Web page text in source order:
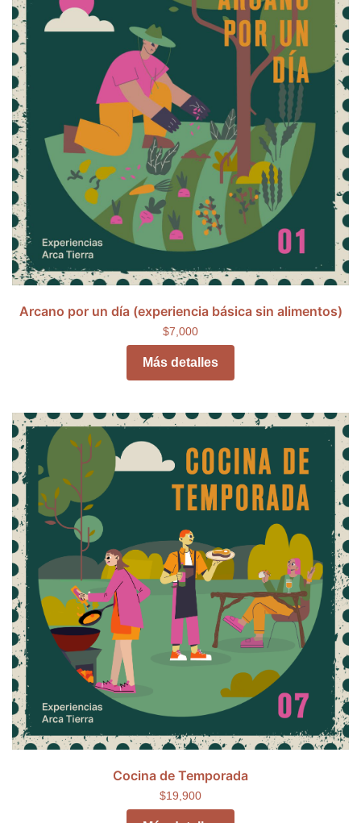
Arcano por un día (experiencia básica sin alimentos)
$7,000
Más detalles
Cocina de Temporada
$19,900